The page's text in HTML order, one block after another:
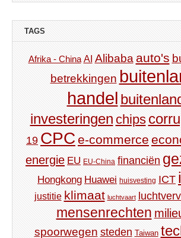
TAGS
Afrika - China AI Alibaba auto's
betrekkingen
handel
investeringen chips
19 CPC e-commerce
energie EU EU-China financiën
Hongkong Huawei huisvesting ICT
justitie klimaat luchtvaart
mensenrechten
spoorwegen steden Taiwan